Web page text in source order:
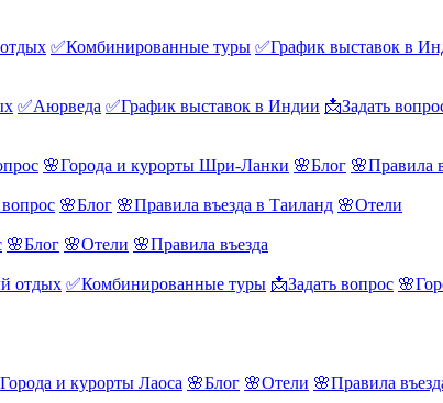
✅Комбинированные туры ✅График выставок в
✅Аюрведа ✅График выставок в Индии 📩Задать
🌸Города и курорты Шри-Ланки 🌸Блог 🌸Правила
🌸Блог 🌸Правила въезда в Таиланд 🌸Отели
🌸Блог 🌸Отели 🌸Правила въезда
отдых ✅Комбинированные туры 📩Задать вопрос
и курорты Лаоса 🌸Блог 🌸Отели 🌸Правила